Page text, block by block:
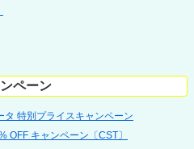
ペーン
特別プライスキャンペーン
OFF キャンペーン〔CST〕